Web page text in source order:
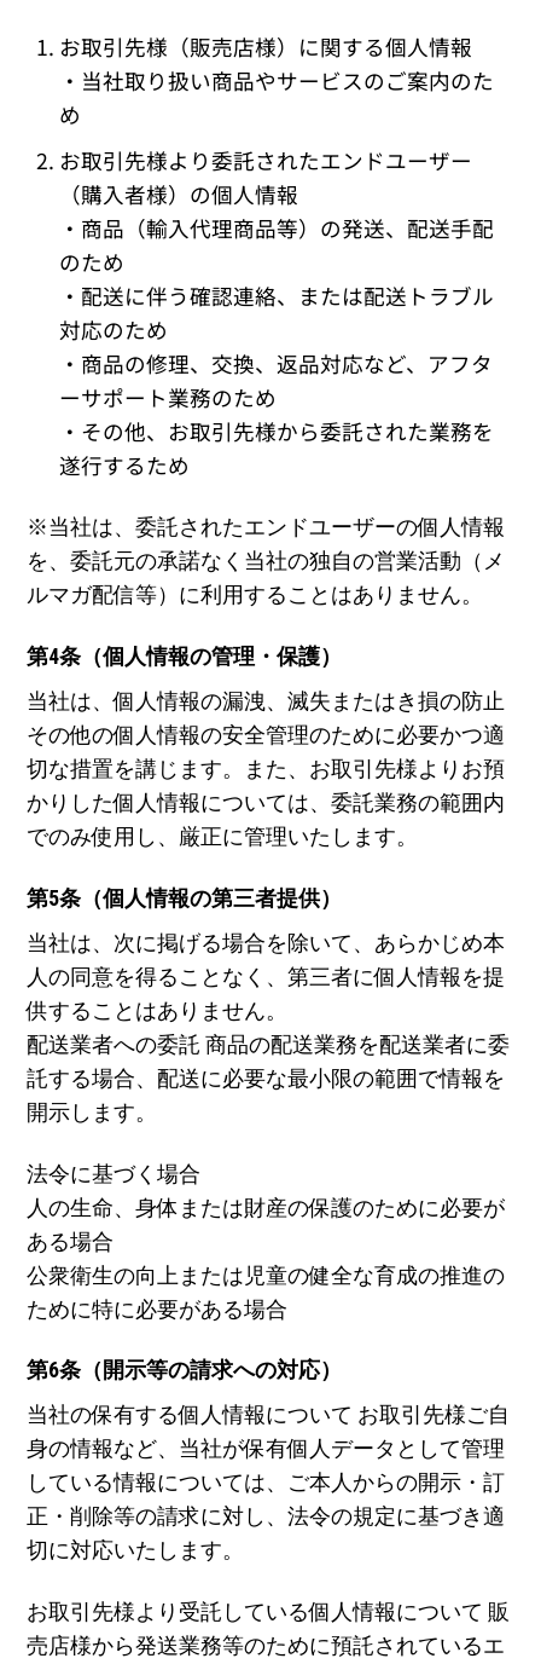
お取引先様（販売店様）に関する個人情報
・当社取り扱い商品やサービスのご案内のた
め
お取引先様より委託されたエンドユーザー
（購入者様）の個人情報
・商品（輸入代理商品等）の発送、配送手配
のため
・配送に伴う確認連絡、または配送トラブル
対応のため
・商品の修理、交換、返品対応など、アフタ
ーサポート業務のため
・その他、お取引先様から委託された業務を
遂行するため
※当社は、委託されたエンドユーザーの個人情報
を、委託元の承諾なく当社の独自の営業活動（メ
ルマガ配信等）に利用することはありません。
第4条（個人情報の管理・保護）
当社は、個人情報の漏洩、滅失またはき損の防止
その他の個人情報の安全管理のために必要かつ適
切な措置を講じます。また、お取引先様よりお預
かりした個人情報については、委託業務の範囲内
でのみ使用し、厳正に管理いたします。
第5条（個人情報の第三者提供）
当社は、次に掲げる場合を除いて、あらかじめ本
人の同意を得ることなく、第三者に個人情報を提
供することはありません。
配送業者への委託 商品の配送業務を配送業者に委
託する場合、配送に必要な最小限の範囲で情報を
開示します。
法令に基づく場合
人の生命、身体または財産の保護のために必要が
ある場合
公衆衛生の向上または児童の健全な育成の推進の
ために特に必要がある場合
第6条（開示等の請求への対応）
当社の保有する個人情報について お取引先様ご自
身の情報など、当社が保有個人データとして管理
している情報については、ご本人からの開示・訂
正・削除等の請求に対し、法令の規定に基づき適
切に対応いたします。
お取引先様より受託している個人情報について 販
売店様から発送業務等のために預託されているエ